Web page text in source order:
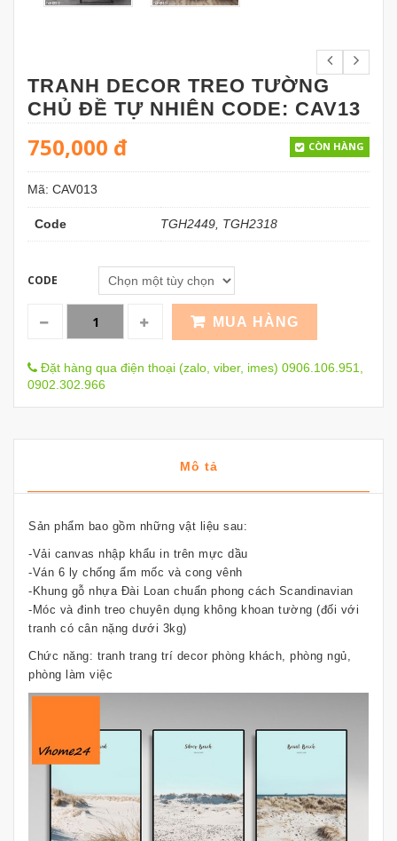
TRANH DECOR TREO TƯỜNG
CHỦ ĐỀ TỰ NHIÊN CODE: CAV13
750,000 đ CÒN HÀNG
Mã: CAV013
Code TGH2449, TGH2318
CODE
MUA HÀNG
Đặt hàng qua điện thoại (zalo, viber, imes) 0906.106.951,
0902.302.966
Mô tả
Sản phẩm bao gồm những vật liệu sau:
-Vải canvas nhập khẩu in trên mực dầu
-Ván 6 ly chống ẩm mốc và cong vênh
-Khung gỗ nhựa Đài Loan chuẩn phong cách Scandinavian
-Móc và đinh treo chuyên dụng không khoan tường (đối với
tranh có cân nặng dưới 3kg)
Chức năng: tranh trang trí decor phòng khách, phòng ngủ,
phòng làm việc